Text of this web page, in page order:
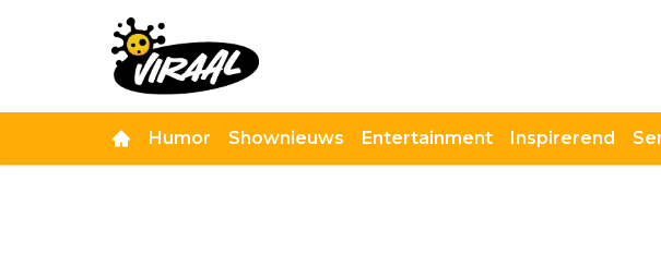
Humor Shownieuws Entertainment Inspirerend